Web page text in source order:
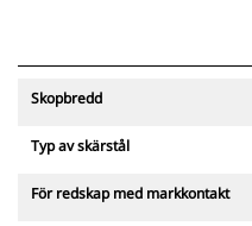
Skopbredd
Typ av skärstål
För redskap med markkontakt